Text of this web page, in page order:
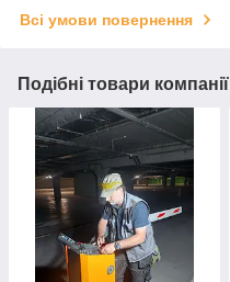
Всі умови повернення
Подібні товари компанії